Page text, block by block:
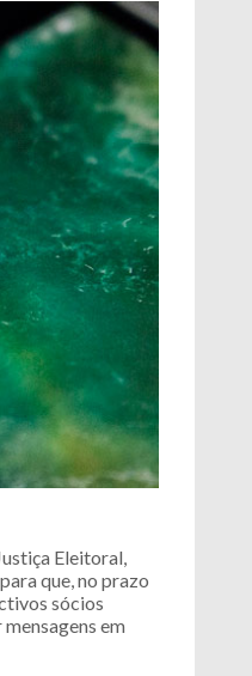
Eleitoral,
que, no prazo
sócios
em